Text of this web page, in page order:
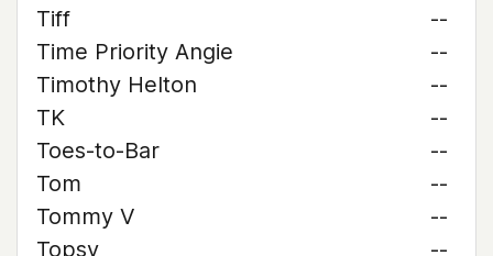
Tiff
--
Time Priority Angie
--
Timothy Helton
--
TK
--
Toes-to-Bar
--
Tom
--
Tommy V
--
Topsy
--